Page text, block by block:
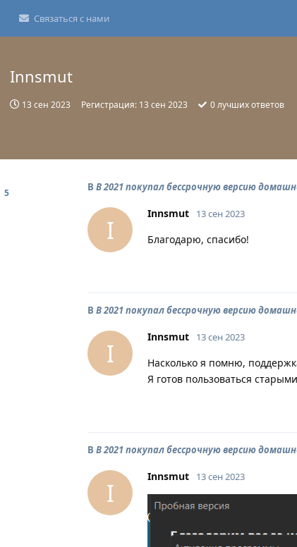
Связаться с нами
Innsmut
13 сен 2023 Регистрация: 13 сен 2023 0лучших ответов
5 В В 2021 покупал бессрочную версию
I
Innsmut 13 сен 2023
Благодарю, спасибо!
В В 2021 покупал бессрочную версию
I
Innsmut 13 сен 2023
Насколько я помню,
Я готов пользоваться
В В 2021 покупал бессрочную версию
I
Innsmut 13 сен 2023